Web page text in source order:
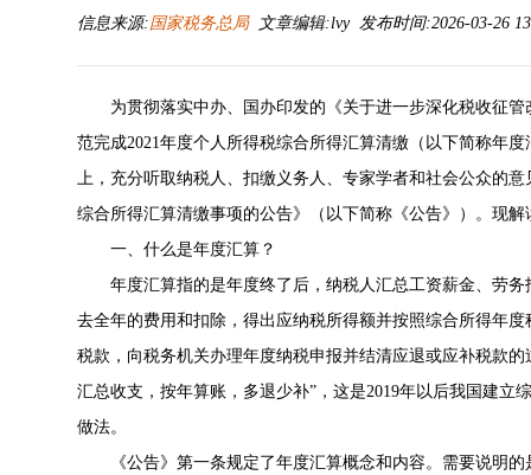
信息来源:国家税务总局文章编辑:lvy 发布时间:2026-03-26
为贯彻落实中办、国办印发的《关于进一步深化税收征
范完成2021年度个人所得税综合所得汇算清缴（以下简称年
上，充分听取纳税人、扣缴义务人、专家学者和社会公众的
综合所得汇算清缴事项的公告》（以下简称《公告》）。现解
一、什么是年度汇算？
年度汇算指的是年度终了后，纳税人汇总工资薪金、劳
去全年的费用和扣除，得出应纳税所得额并按照综合所得年
税款，向税务机关办理年度纳税申报并结清应退或应补税款
汇总收支，按年算账，多退少补”，这是2019年以后我国建
做法。
《公告》第一条规定了年度汇算概念和内容。需要说明的